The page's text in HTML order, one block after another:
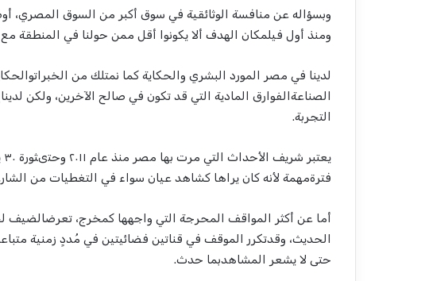
وبسؤاله عن منافسة الوثائقية في سوق أكبر من السوق المصري،
ومنذ أول فيلمكان الهدف ألا يكونوا أقل ممن حولنا في المنطقة مع
لدينا في مصر المورد البشري والحكاية كما نمتلك من الخبرات
الصناعةالفوارق المادية التي قد تكون في صالح الآخرين، ولكن لدينا
التجربة.
يعتبر شريف الأحداث التي مرت بها مصر منذ عام وحتىثورة
فترةمهمة لأنه كان يراها كشاهد عيان سواء في التغطيات من
أما عن أكثر المواقف المحرجة التي واجهها كمخرج، تعرضالضيف
الحديث، وقدتكرر الموقف في قناتين فضائيتين في مدد زمنية
حتى لا يشعر المشاهدبما حدث.